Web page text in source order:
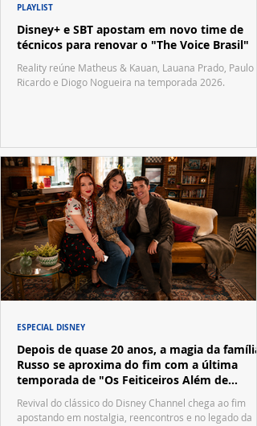
Disney+ e SBT apostam em novo time de
técnicos para renovar o "The Voice Brasil"
Reality reúne Matheus & Kauan, Lauana Prado, Paulo
Ricardo e Diogo Nogueira na temporada 2026.
PLAYLIST
Depois de quase 20 anos, a magia da família
Russo se aproxima do fim com a última
temporada de "Os Feiticeiros Além de
Revival do clássico do Disney Channel chega ao fim
apostando em nostalgia, reencontros e no legado da
ESPECIAL DISNEY